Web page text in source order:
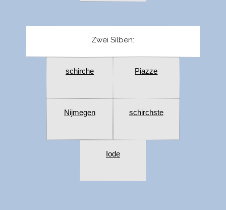
Zwei Silben:
schirche Piazze
Nijmegen schirchste
Iode